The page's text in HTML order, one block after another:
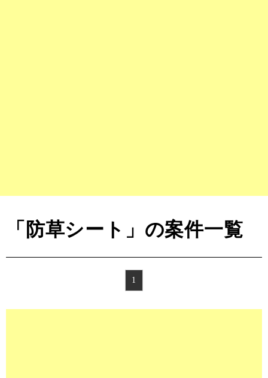
「防草シート」の案件一覧
1